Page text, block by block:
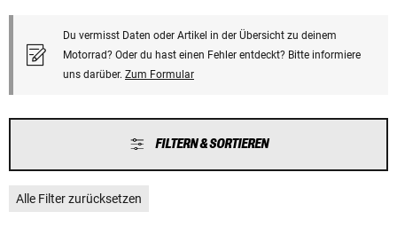
Du vermisst Daten oder Artikel in der Übersicht zu deinem
Motorrad? Oder du hast einen Fehler entdeckt? Bitte informiere
uns darüber. Zum Formular
FILTERN & SORTIEREN
Alle Filter zurücksetzen